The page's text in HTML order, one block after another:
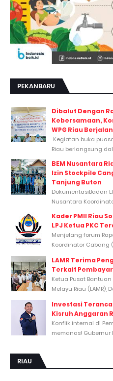
PEKANBARU
Dibalut Dengan
Kebersamaan,
WPG Riau
Kegiatan buka
Riau berlangsung
BEM Nusantara
Izin Stockpile
Tanjung Buton
DokumentasiBadan
Nusantara
Kader PMII Riau
LPJ Ketua PKC
Menjelang forum
Koordinator Cabang
LAMR Terima
Terkait
Ketua Pusat Bantuan
Melayu Riau (LAMR),
Investasi
Kisruh Anggaran
Konflik internal di
memanas! Gubernur
RIAU